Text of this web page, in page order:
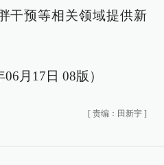
干预等相关领域提供新
月17日 08版）
[ 责编：田新宇 ]